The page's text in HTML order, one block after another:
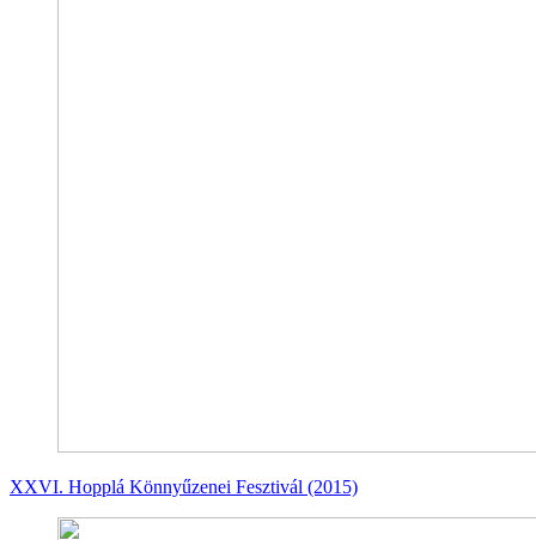
XXVI. Hopplá Könnyűzenei Fesztivál (2015)